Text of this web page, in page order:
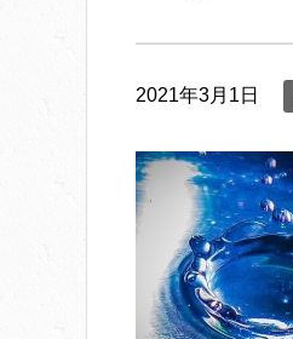
2021年3月1日